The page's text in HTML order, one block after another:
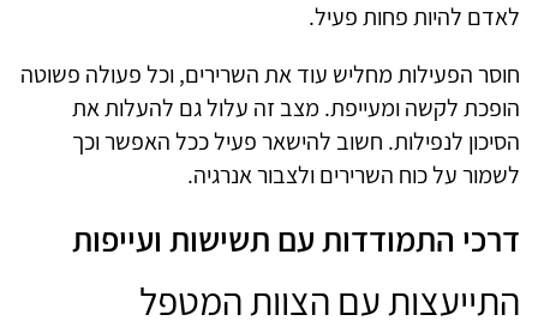
לאדם להיות פחות פעיל.
חוסר הפעילות מחליש עוד את השרירים, וכל פעולה פשוטה
הופכת לקשה ומעייפת. מצב זה עלול גם להעלות את
הסיכון לנפילות. חשוב להישאר פעיל ככל האפשר וכך
לשמור על כוח השרירים ולצבור אנרגיה.
דרכי התמודדות עם תשישות ועייפות
התייעצות עם הצוות המטפל